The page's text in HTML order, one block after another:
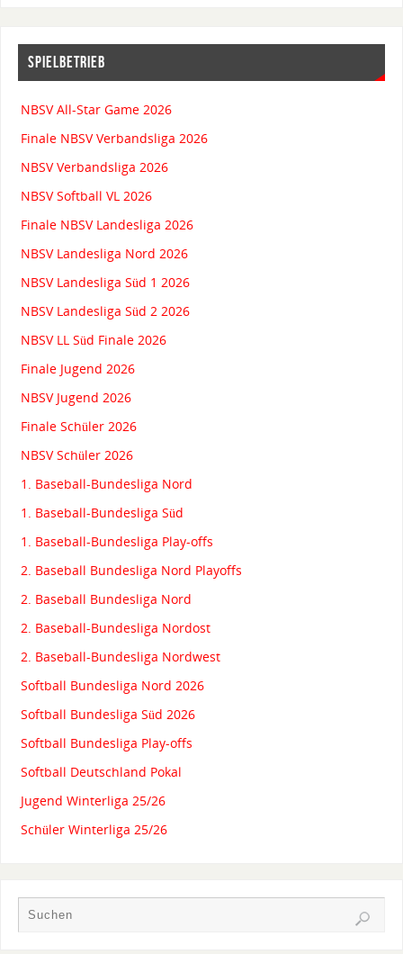
SPIELBETRIEB
NBSV All-Star Game 2026
Finale NBSV Verbandsliga 2026
NBSV Verbandsliga 2026
NBSV Softball VL 2026
Finale NBSV Landesliga 2026
NBSV Landesliga Nord 2026
NBSV Landesliga Süd 1 2026
NBSV Landesliga Süd 2 2026
NBSV LL Süd Finale 2026
Finale Jugend 2026
NBSV Jugend 2026
Finale Schüler 2026
NBSV Schüler 2026
1. Baseball-Bundesliga Nord
1. Baseball-Bundesliga Süd
1. Baseball-Bundesliga Play-offs
2. Baseball Bundesliga Nord Playoffs
2. Baseball Bundesliga Nord
2. Baseball-Bundesliga Nordost
2. Baseball-Bundesliga Nordwest
Softball Bundesliga Nord 2026
Softball Bundesliga Süd 2026
Softball Bundesliga Play-offs
Softball Deutschland Pokal
Jugend Winterliga 25/26
Schüler Winterliga 25/26